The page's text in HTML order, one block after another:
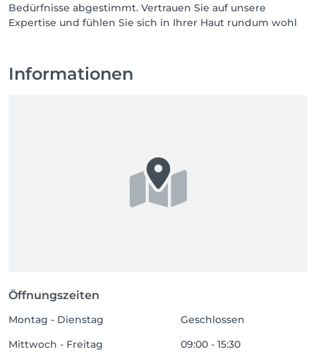
Bedürfnisse abgestimmt. Vertrauen Sie auf unsere
Expertise und fühlen Sie sich in Ihrer Haut rundum wohl
Informationen
Öffnungszeiten
Montag - Dienstag
Geschlossen
Mittwoch - Freitag
09:00 - 15:30